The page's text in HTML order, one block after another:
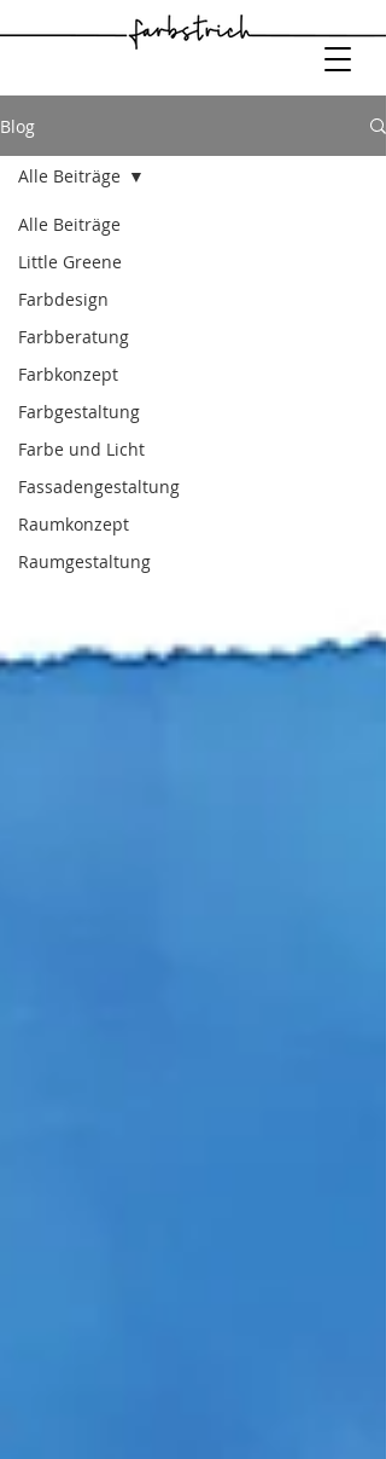
Blog
Alle Beiträge
Little Greene
Farbdesign
Farbberatung
Farbkonzept
Farbgestaltung
Farbe und Licht
Fassadengestaltung
Raumkonzept
Raumgestaltung
Alle Beiträge